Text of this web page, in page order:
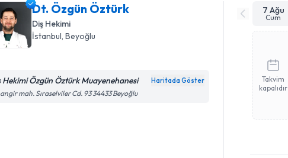
Dt. Özgün Öztürk
Diş Hekimi
İstanbul , Beyoğlu
Hekimi Özgün Öztürk Muayenehanesi Haritada Göster
mah. Sıraselviler Cd. 93 34433 Beyoğlu
7 Ağu
Cum
Takvim
kapalıdır